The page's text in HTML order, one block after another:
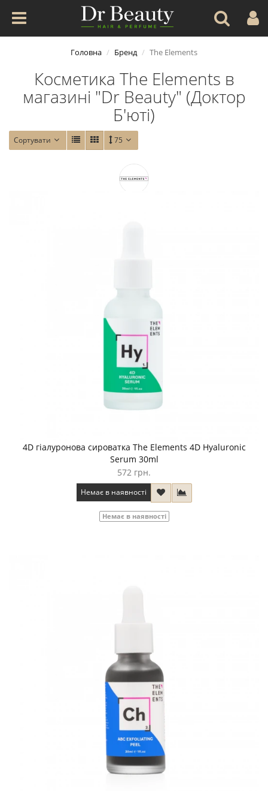
Головна Бренд The Elements
Косметика The Elements в
магазині "Dr Beauty" (Доктор
Б'юті)
Сортувати 75
4D гіалуронова сироватка The Elements 4D Hyaluronic
Serum 30ml
572 грн.
Немає в наявності
Немає в наявності